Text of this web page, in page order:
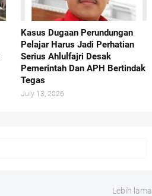
Kasus Dugaan Perundungan
Pelajar Harus Jadi Perhatian
Serius Ahlulfajri Desak
Pemerintah Dan APH Bertindak
Tegas
July 13, 2026
Lebih lama